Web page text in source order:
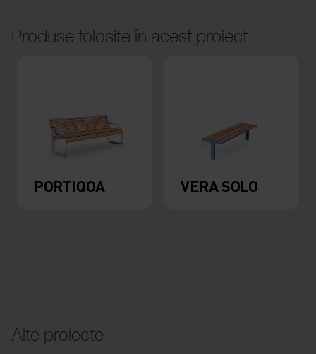
Produse folosite în acest proiect
PORTIQOA VERA SOLO
Alte proiecte